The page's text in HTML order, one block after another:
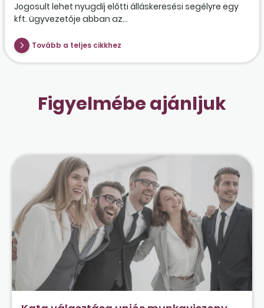
Jogosult lehet nyugdíj előtti álláskeresési segélyre egy
kft. ügyvezetője abban az...
Tovább a teljes cikkhez
Figyelmébe ajánljuk